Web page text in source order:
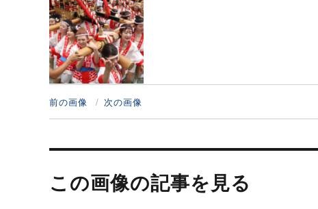
前の画像 次の画像
投
ナ
ビ
この画像の記事を見る